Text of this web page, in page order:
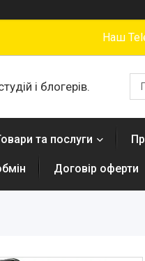
Наш
і блогерів.
та послуги
Договір оферти